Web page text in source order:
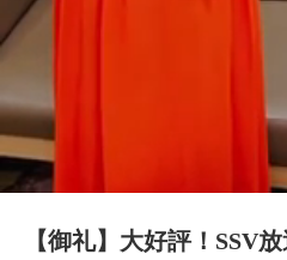
【御礼】大好評！SSV